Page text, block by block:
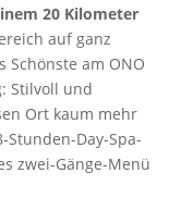
20 Kilometer
auf ganz
Schönste am ONO
Stilvoll und
Ort kaum mehr
Stunden-Day-Spa-
zwei-Gänge-Menü